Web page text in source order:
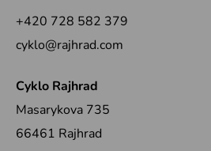
+420 728 582 379
cyklo@rajhrad.com
Cyklo Rajhrad
Masarykova 735
66461 Rajhrad